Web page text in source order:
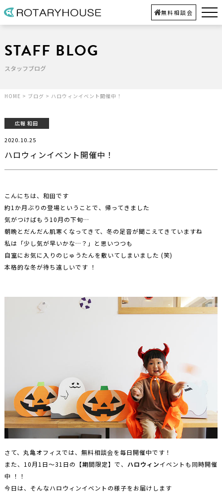
無料相談会
STAFF BLOG
スタッフブログ
HOME > ブログ > ハロウィンイベント開催中！
広報 和田
ハロウィンイベント開催中！
2020.10.25
こんにちは、和田です
約1か月ぶりの登場ということで、帰ってきました
気がつけばもう10月の下旬…
朝晩とだんだん肌寒くなってきて、冬の足音が聞こえてきていますね
私は「少し気が早いかな…？」と思いつつも
自室にお気に入りのじゅうたんを敷いてしまいました (笑)
本格的な冬が待ち遠しいです ！
さて、丸亀オフィスでは、無料相談会を毎日開催中です！
また、10月1日～31日の【期間限定】で、 ハロウィンイベントも同時開催
中 ！！
今日は、そんなハロウィンイベントの様子をお届けします